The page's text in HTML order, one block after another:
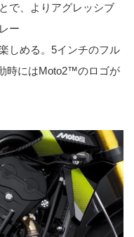
で、よりアグレッシブ
ー
しめる。5インチのフル
時にはMoto2™のロゴが